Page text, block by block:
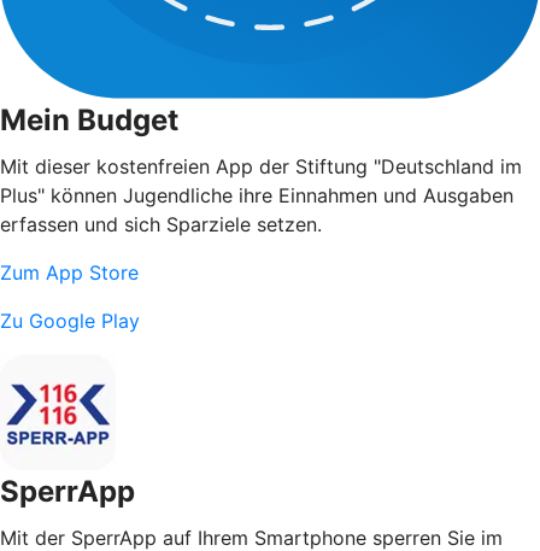
Mein Budget
Mit dieser kostenfreien App der Stiftung "Deutschland im
Plus" können Jugendliche ihre Einnahmen und Ausgaben
erfassen und sich Sparziele setzen.
Zum App Store
Zu Google Play
SperrApp
Mit der SperrApp auf Ihrem Smartphone sperren Sie im